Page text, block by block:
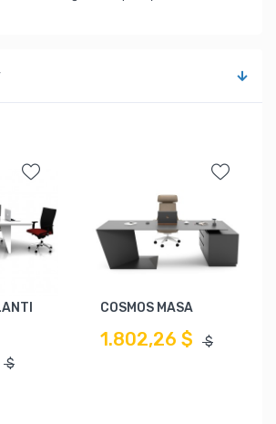
$
COSMOS MASA
1.802,26 $ $